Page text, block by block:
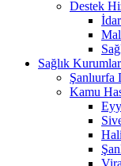
Destek
Sağlık
Şanlıurfa
Kamu